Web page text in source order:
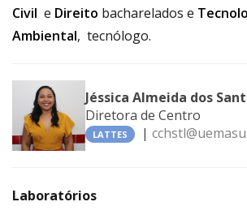
Civil e Direito bacharelados e
Ambiental, tecnólogo.
Jéssica Almeida dos
Diretora de Centro
LATTES |
Laboratórios